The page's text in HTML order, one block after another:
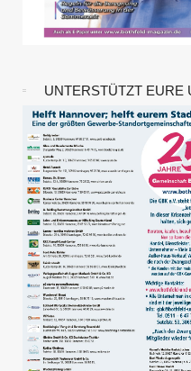
UNTERSTÜTZT EURE